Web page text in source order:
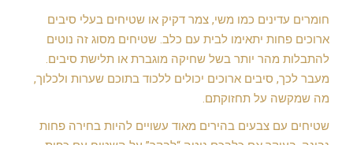
חומרים עדינים כמו משי, צמר דקיק או שטיחים בעלי סיבים
ארוכים פחות יתאימו לבית עם כלב. שטיחים מסוג זה נוטים
להתבלות מהר יותר בשל שחיקה מוגברת או תלישת סיבים.
מעבר לכך, סיבים ארוכים יכולים ללכוד בתוכם שערות ולכלוך,
מה שמקשה על תחזוקתם.
שטיחים עם צבעים בהירים מאוד עשויים להיות בחירה פחות